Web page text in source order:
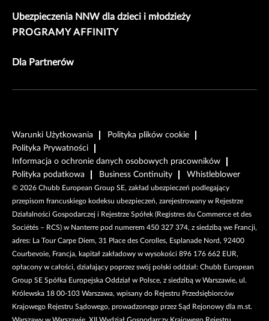
Ubezpieczenia NNW dla dzieci i młodzieży
PROGRAMY AFFINITY
Dla Partnerów
Warunki Użytkowania
Polityka plików cookie
Polityka Prywatności
Informacja o ochronie danych osobowych pracowników
Polityka podatkowa
Business Continuity Whistleblower
© 2026 Chubb European Group SE, zakład ubezpieczeń podlegający
przepisom francuskiego kodeksu ubezpieczeń, zarejestrowany w Rejestrze
Działalności Gospodarczej i Rejestrze Spółek (Registres du Commerce et des
Sociétés – RCS) w Nanterre pod numerem 450 327 374, z siedzibą we Francji,
adres: La Tour Carpe Diem, 31 Place des Corolles, Esplanade Nord, 92400
Courbevoie, Francja, kapitał zakładowy w wysokości 896 176 662 EUR,
opłacony w całości, działający poprzez swój polski oddział: Chubb European
Group SE Spółka Europejska Oddział w Polsce, z siedzibą w Warszawie, ul.
Królewska 18 00-103 Warszawa, wpisany do Rejestru Przedsiębiorców
Krajowego Rejestru Sądowego, prowadzonego przez Sąd Rejonowy dla m.st.